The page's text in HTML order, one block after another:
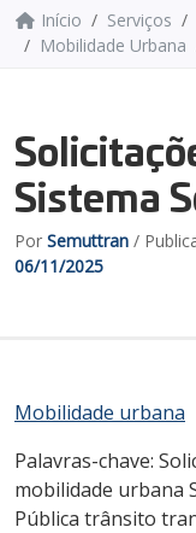
Início Serviços
Mobilidade Urbana
Sistema
Por Semuttran /
06/11/2025
Mobilidade urbana
Palavras-chave:
mobilidade urbana
Pública trânsito